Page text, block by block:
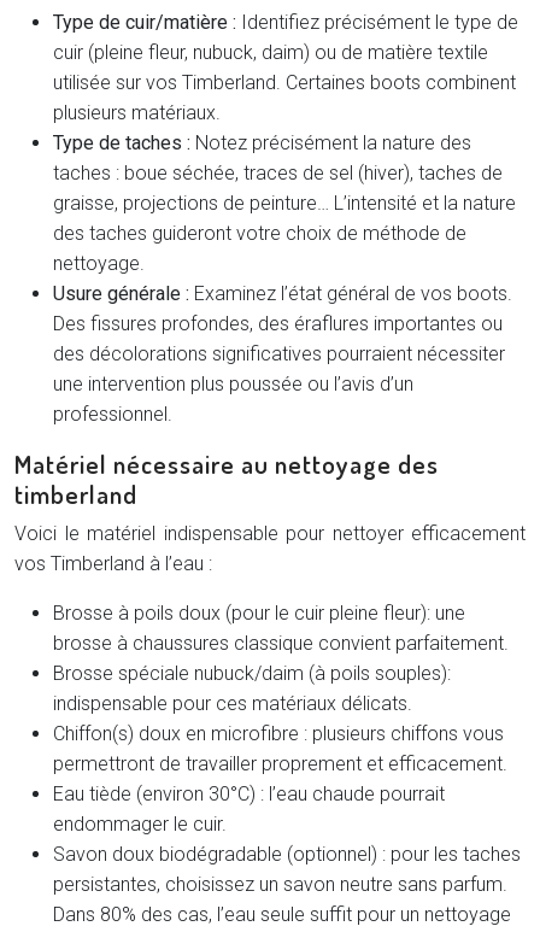
Type de cuir/matière : Identifiez précisément le type de
cuir (pleine fleur, nubuck, daim) ou de matière textile
utilisée sur vos Timberland. Certaines boots combinent
plusieurs matériaux.
Type de taches : Notez précisément la nature des
taches : boue séchée, traces de sel (hiver), taches de
graisse, projections de peinture… L’intensité et la nature
des taches guideront votre choix de méthode de
nettoyage.
Usure générale : Examinez l’état général de vos boots.
Des fissures profondes, des éraflures importantes ou
des décolorations significatives pourraient nécessiter
une intervention plus poussée ou l’avis d’un
professionnel.
Matériel nécessaire au nettoyage des
timberland
Voici le matériel indispensable pour nettoyer efficacement
vos Timberland à l’eau :
Brosse à poils doux (pour le cuir pleine fleur): une
brosse à chaussures classique convient parfaitement.
Brosse spéciale nubuck/daim (à poils souples):
indispensable pour ces matériaux délicats.
Chiffon(s) doux en microfibre : plusieurs chiffons vous
permettront de travailler proprement et efficacement.
Eau tiède (environ 30°C) : l’eau chaude pourrait
endommager le cuir.
Savon doux biodégradable (optionnel) : pour les taches
persistantes, choisissez un savon neutre sans parfum.
Dans 80% des cas, l’eau seule suffit pour un nettoyage